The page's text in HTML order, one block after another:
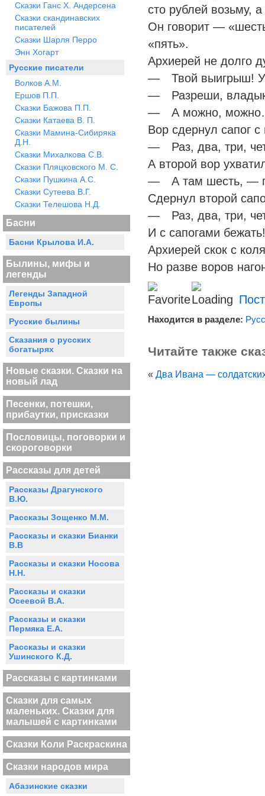
Сказки Ганс Х. Андерсена
Сказки скандинавских
писателей
Сказки Шарля Перро
Энн Хогарт
Русские писатели
Волков А.М.
Ершов П.П.
Сказки Бажова П.П.
Сказки Катаева В. П.
Сказки Мамина-Сибиряка
Д.Н.
Сказки Михалкова С.В.
Сказки Пляцковского М. С.
Сказки Пушкина А.С.
Сказки Сутеева В.Г.
Сказки Телешова Н.Д.
Басни
Басни Крылова И.А.
Былины, мифы и
легенды
Легенды Западной
Европы
Русские былины
Сказания о русских
богатырях
Новые сказки. Сказки на
новый лад
Песенки, потешки,
прибаутки, присказки
Пословицы, поговорки и
скороговорки
Рассказы для детей
Рассказы Драгунского
В.Ю.
Рассказы Зощенко М.М.
Рассказы и сказки Бианки
В.В
Рассказы и сказки Носова
Н.Н.
Рассказы и сказки
Осеевой В.А.
Рассказы и сказки
Пермяка Е.А.
Рассказы и сказки
Ушинского К.Д.
Рассказы с картинками
Сказки для самых
маленьких. Сказки для
малышей с картинками
Сказки Коли Раскраскина
Сказки народов мира
Абазинские сказки
сто рублей возьму,
Он говорит —
«пять».
Архиерей не долго
— Твой выигрыш! У
— Разреши,
— А можно,
Вор сдернул сапог с
— Раз, два, три,
А второй вор
— А там шесть, —
Сдернул второй
— Раз, два, три,
И с сапогами бежать!
Архиерей скок с
Но разве воров
Находится в разделе:
Читайте также
« Два Ивана —